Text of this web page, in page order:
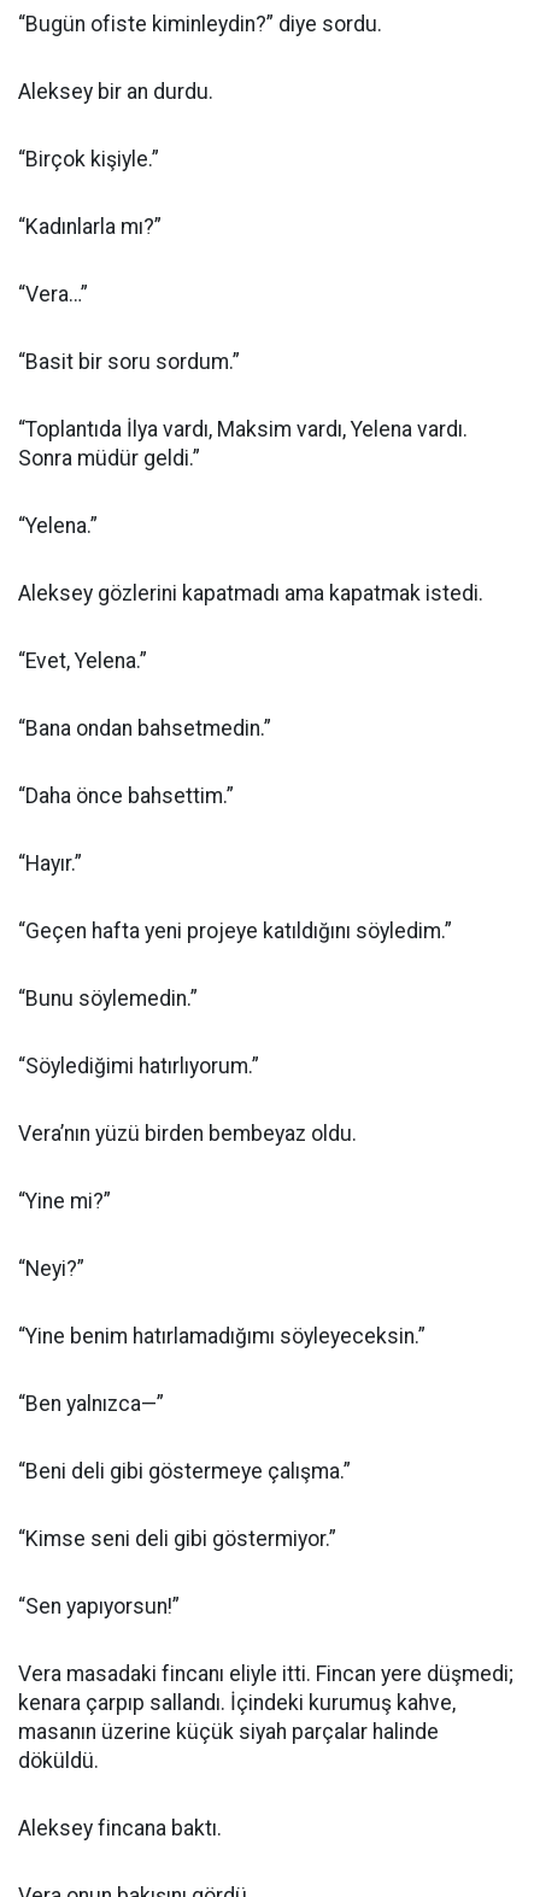
“Bugün ofiste kiminleydin?” diye sordu.
Aleksey bir an durdu.
“Birçok kişiyle.”
“Kadınlarla mı?”
“Vera…”
“Basit bir soru sordum.”
“Toplantıda İlya vardı, Maksim vardı, Yelena vardı.
Sonra müdür geldi.”
“Yelena.”
Aleksey gözlerini kapatmadı ama kapatmak istedi.
“Evet, Yelena.”
“Bana ondan bahsetmedin.”
“Daha önce bahsettim.”
“Hayır.”
“Geçen hafta yeni projeye katıldığını söyledim.”
“Bunu söylemedin.”
“Söylediğimi hatırlıyorum.”
Vera’nın yüzü birden bembeyaz oldu.
“Yine mi?”
“Neyi?”
“Yine benim hatırlamadığımı söyleyeceksin.”
“Ben yalnızca—”
“Beni deli gibi göstermeye çalışma.”
“Kimse seni deli gibi göstermiyor.”
“Sen yapıyorsun!”
Vera masadaki fincanı eliyle itti. Fincan yere düşmedi;
kenara çarpıp sallandı. İçindeki kurumuş kahve,
masanın üzerine küçük siyah parçalar halinde
döküldü.
Aleksey fincana baktı.